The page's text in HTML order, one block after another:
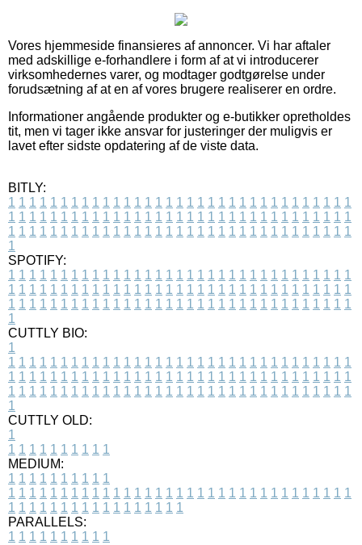
Vores hjemmeside finansieres af annoncer. Vi har aftaler
med adskillige e-forhandlere i form af at vi introducerer
virksomhedernes varer, og modtager godtgørelse under
forudsætning af at en af vores brugere realiserer en ordre.
Informationer angående produkter og e-butikker opretholdes
tit, men vi tager ikke ansvar for justeringer der muligvis er
lavet efter sidste opdatering af de viste data.
BITLY:
1 1 1 1 1 1 1 1 1 1 1 1 1 1 1 1 1 1 1 1 1 1 1 1 1 1 1 1 1 1 1 1 1
1 1 1 1 1 1 1 1 1 1 1 1 1 1 1 1 1 1 1 1 1 1 1 1 1 1 1 1 1 1 1 1 1
1 1 1 1 1 1 1 1 1 1 1 1 1 1 1 1 1 1 1 1 1 1 1 1 1 1 1 1 1 1 1 1 1
1
SPOTIFY:
1 1 1 1 1 1 1 1 1 1 1 1 1 1 1 1 1 1 1 1 1 1 1 1 1 1 1 1 1 1 1 1 1
1 1 1 1 1 1 1 1 1 1 1 1 1 1 1 1 1 1 1 1 1 1 1 1 1 1 1 1 1 1 1 1 1
1 1 1 1 1 1 1 1 1 1 1 1 1 1 1 1 1 1 1 1 1 1 1 1 1 1 1 1 1 1 1 1 1
1
CUTTLY BIO:
1
1 1 1 1 1 1 1 1 1 1 1 1 1 1 1 1 1 1 1 1 1 1 1 1 1 1 1 1 1 1 1 1 1
1 1 1 1 1 1 1 1 1 1 1 1 1 1 1 1 1 1 1 1 1 1 1 1 1 1 1 1 1 1 1 1 1
1 1 1 1 1 1 1 1 1 1 1 1 1 1 1 1 1 1 1 1 1 1 1 1 1 1 1 1 1 1 1 1 1
1
CUTTLY OLD:
1
1 1 1 1 1 1 1 1 1 1
MEDIUM:
1 1 1 1 1 1 1 1 1 1
1 1 1 1 1 1 1 1 1 1 1 1 1 1 1 1 1 1 1 1 1 1 1 1 1 1 1 1 1 1 1 1 1
1 1 1 1 1 1 1 1 1 1 1 1 1 1 1 1 1
PARALLELS:
1 1 1 1 1 1 1 1 1 1